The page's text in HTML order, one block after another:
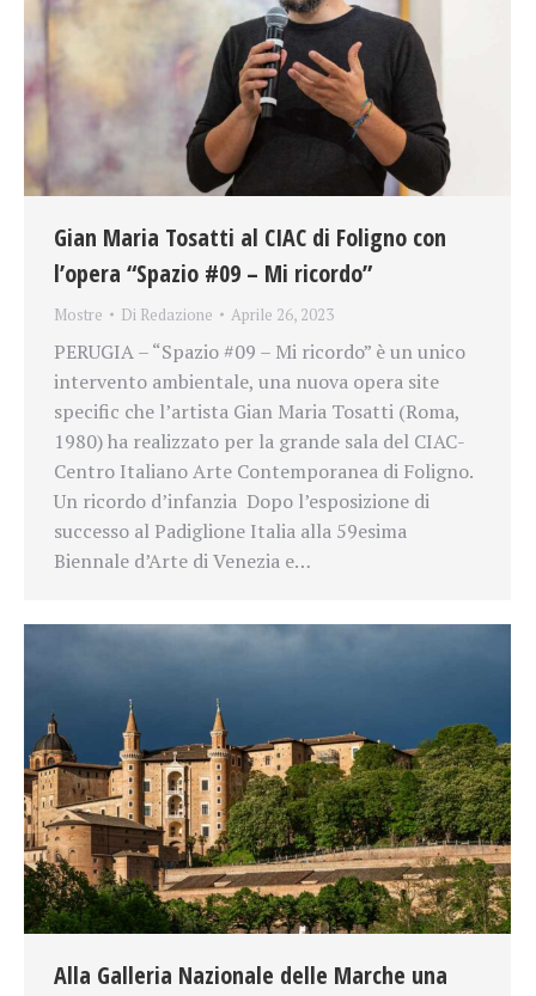
Gian Maria Tosatti al CIAC di Foligno con
l’opera “Spazio #09 – Mi ricordo”
Mostre Di Redazione Aprile 26, 2023
PERUGIA – “Spazio #09 – Mi ricordo” è un unico
intervento ambientale, una nuova opera site
specific che l’artista Gian Maria Tosatti (Roma,
1980) ha realizzato per la grande sala del CIAC-
Centro Italiano Arte Contemporanea di Foligno.
Un ricordo d’infanzia Dopo l’esposizione di
successo al Padiglione Italia alla 59esima
Biennale d’Arte di Venezia e…
Alla Galleria Nazionale delle Marche una